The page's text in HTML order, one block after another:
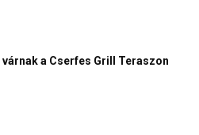
a Cserfes Grill Teraszon